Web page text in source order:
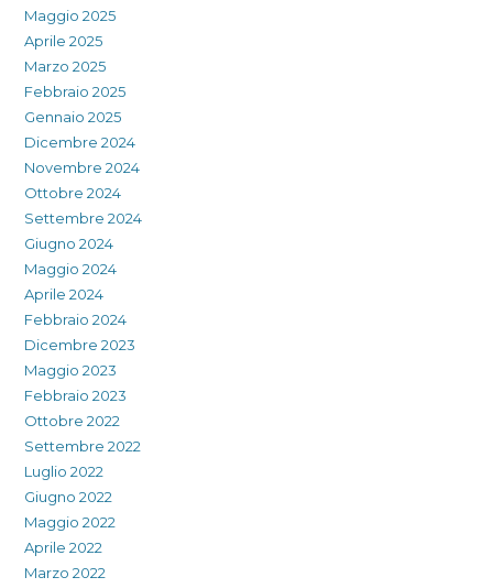
Maggio 2025
Aprile 2025
Marzo 2025
Febbraio 2025
Gennaio 2025
Dicembre 2024
Novembre 2024
Ottobre 2024
Settembre 2024
Giugno 2024
Maggio 2024
Aprile 2024
Febbraio 2024
Dicembre 2023
Maggio 2023
Febbraio 2023
Ottobre 2022
Settembre 2022
Luglio 2022
Giugno 2022
Maggio 2022
Aprile 2022
Marzo 2022